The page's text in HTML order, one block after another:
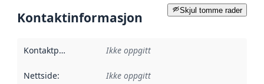
Skjul tomme rader
Kontaktinformasjon
Kontaktpunkt Ikke oppgitt
Nettside: Ikke oppgitt